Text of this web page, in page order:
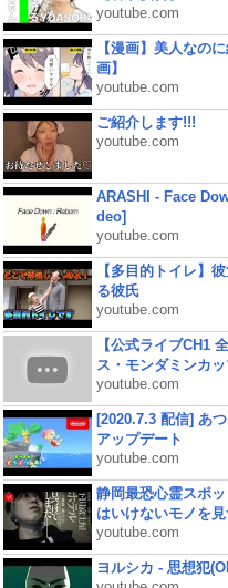
youtube.com
【漫画】美人なの
画】
youtube.com
ご紹介します!!!
youtube.com
ARASHI - Face
deo]
youtube.com
【多目的トイレ】
る彼氏
youtube.com
【公式ライブCH1
ス・モンダミンカ
youtube.com
[2020.7.3 配信] あ
アップデート
youtube.com
静岡最恐心霊スポ
はいけないモノを
youtube.com
ヨルシカ - 思想犯